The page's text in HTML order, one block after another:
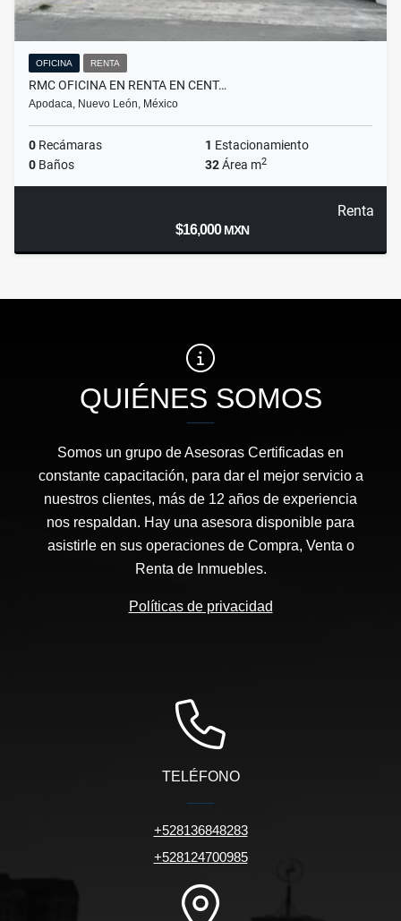
OFICINA RENTA
RMC OFICINA EN RENTA EN CENT…
Apodaca, Nuevo León, México
0 Recámaras 1 Estacionamiento
0 Baños 32Área m2
Renta
$16,000MXN
QUIÉNES SOMOS
Somos un grupo de Asesoras Certificadas en
constante capacitación, para dar el mejor servicio a
nuestros clientes, más de 12 años de experiencia
nos respaldan. Hay una asesora disponible para
asistirle en sus operaciones de Compra, Venta o
Renta de Inmuebles.
Políticas de privacidad
TELÉFONO
+528136848283
+528124700985